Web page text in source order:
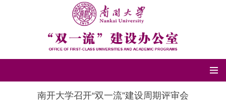
南开大学召开“双一流”建设周期评审会